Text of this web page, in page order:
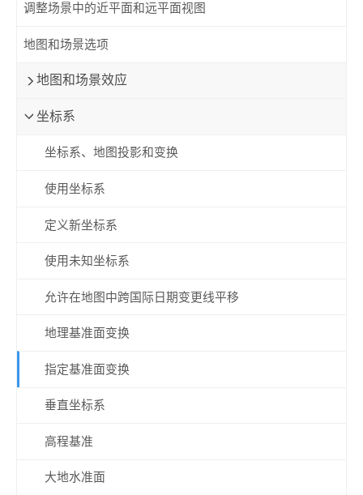
调整场景中的近平面和远平面视图
地图和场景选项
地图和场景效应
坐标系
坐标系、地图投影和变换
使用坐标系
定义新坐标系
使用未知坐标系
允许在地图中跨国际日期变更线平移
地理基准面变换
指定基准面变换
垂直坐标系
高程基准
大地水准面